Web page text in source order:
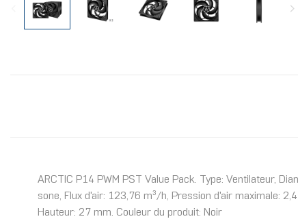
ARCTIC P14 PWM PST Value Pack. Type: Ventilateur,
sone, Flux d'air: 123,76 m³/h, Pression d'air maximale:
Hauteur: 27 mm. Couleur du produit: Noir